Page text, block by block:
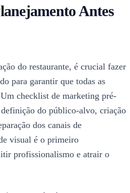
Antes
do restaurante, é crucial fazer
para garantir que todas as
checklist de marketing pré-
do público-alvo, criação
dos canais de
visual é o primeiro
profissionalismo e atrair o